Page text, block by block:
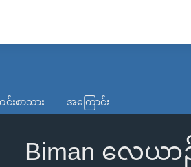
းစာသား အကြောင်း
Biman လေယာ